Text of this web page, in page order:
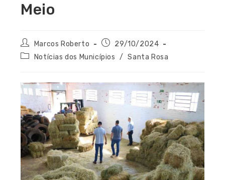
Meio
Marcos Roberto
29/10/2024
Notícias dos Municípios
/ Santa Rosa